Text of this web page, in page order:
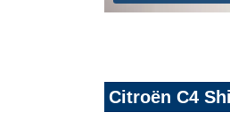
Citroën C4